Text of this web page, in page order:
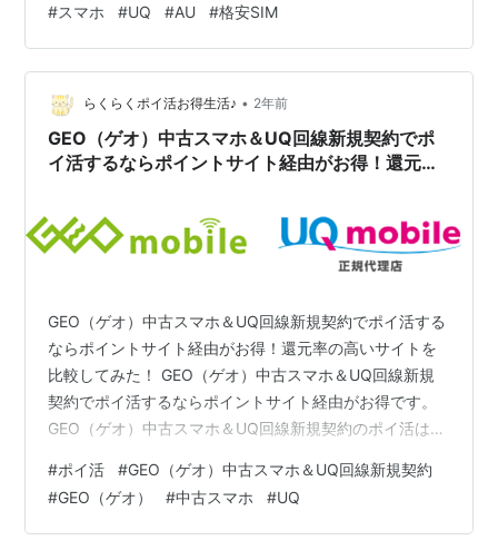
線対応_[iPhone/Android対応] / ダウンロード【eSIM版】
#スマホ #UQ #AU #格安SIM
らくらくポイ活お得生活♪ • 2年前
GEO（ゲオ）中古スマホ＆UQ回線新規契約でポ
イ活するならポイントサイト経由がお得！還元率
GEO（ゲオ）中古スマホ＆UQ回線新規契約でポイ活する
ならポイントサイト経由がお得！還元率の高いサイトを
比較してみた！ GEO（ゲオ）中古スマホ＆UQ回線新規
契約でポイ活するならポイントサイト経由がお得です。
GEO（ゲオ）中古スマホ＆UQ回線新規契約のポイ活はポ
なポイントをゲットすることができます。 ここでは、数
あるポイントサイトの中で、GEO（ゲオ）中古スマホ＆
UQ回線新規契約のポイ活はどのポイントサイトを経由し
#ポイ活 #GEO（ゲオ）中古スマホ＆UQ回線新規契約
#GEO（ゲオ） #中古スマホ #UQ